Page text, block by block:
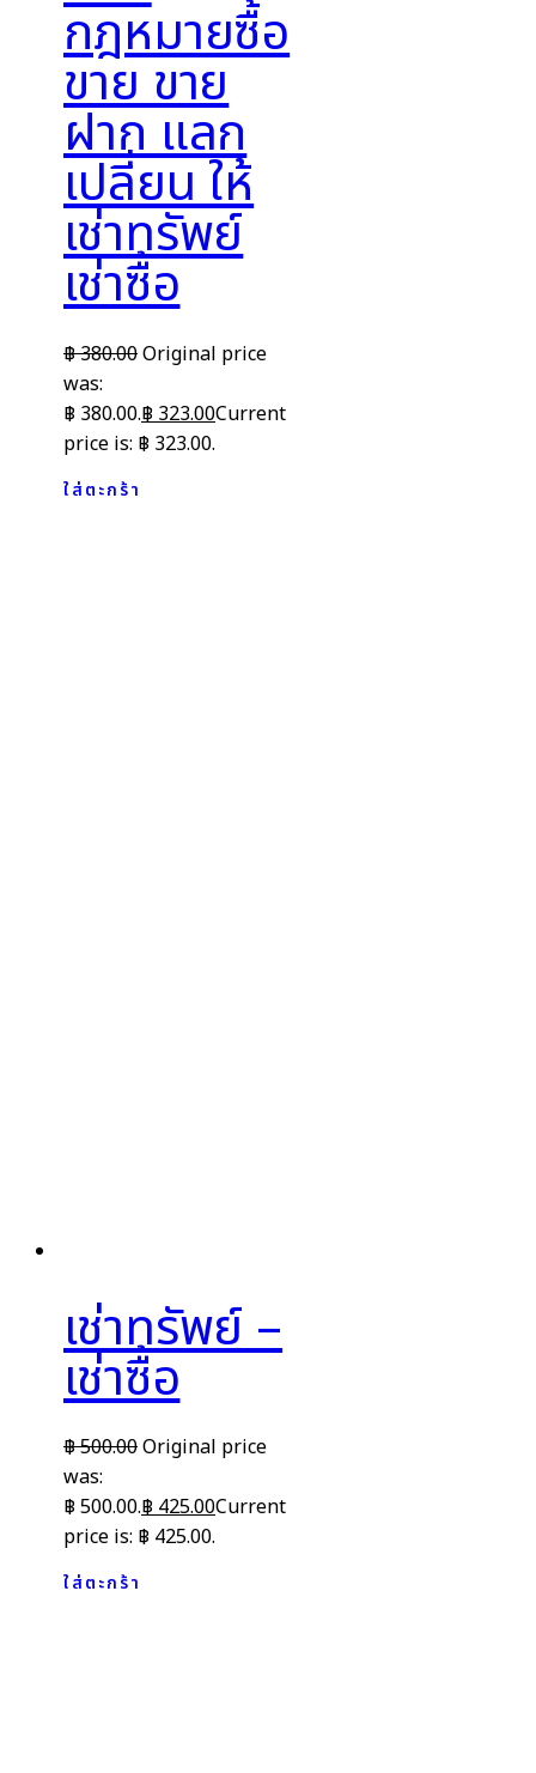
กฎหมายซื้อ
ขาย ขาย
ฝาก แลก
เปลี่ยน ให้
เช่าทรัพย์
เช่าซื้อ
฿380.00Original price
was:
฿ 380.00.฿ 323.00Current
price is: ฿ 323.00.
ใส่ตะกร้า
เช่าทรัพย์ –
เช่าซื้อ
฿500.00Original price
was:
฿ 500.00.฿425.00Current
price is: ฿ 425.00.
ใส่ตะกร้า